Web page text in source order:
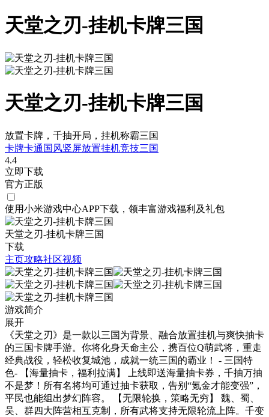
天堂之刃-挂机卡牌三国
天堂之刃-挂机卡牌三国
放置卡牌，千抽开局，挂机称霸三国
卡牌卡通 国风竖屏放置挂机竞技三国
4.4
立即下载
官方正版
使用小米游戏中心APP下载 ，领丰富游戏福利 及礼包
天堂之刃-挂机卡牌三国
下载
主页攻略社区视频
游戏简介
展开
《天堂之刃》是一款以三国为背景、融合放置挂机与爽快抽卡
的三国卡牌手游。你将化身天命主公，携百位Q萌武将，重走
经典战役，轻松收复城池，成就一统三国的霸业！ - 三国特
色- 【海量抽卡，福利拉满】 上线即送海量抽卡券，千抽万抽
不是梦！所有名将均可通过抽卡获取，告别“氪金才能变强”，
平民也能组出梦幻阵容。 【无限轮换，策略无穷】 魏、蜀、
吴、群四大阵营相互克制，所有武将支持无限轮流上阵。千变